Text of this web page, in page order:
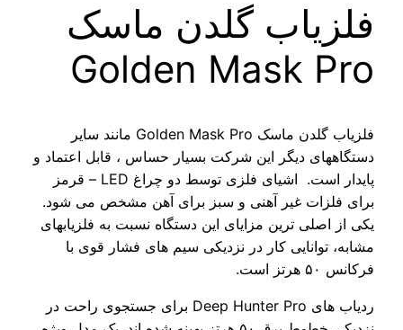
گلدن ماسک
Golden Mask
فلزیاب گلدن ماسک Golden Mask Pro مانند سایر
دیگر این شرکت بسیار حساس ، قابل اعتماد و
پایدار است. اشیای فلزی توسط دو چراغ LED – قرمز
فلزات غیر آهنی و سبز برای آهن مشخص می شود.
از اصلی ترین مزایای این دستگاه نسبت به فلزیابهای
توانایی کار در نزدیکی سیم های فشار قوی با
۵۰ هرتز است.
ردیاب های Deep Hunter Pro برای جستجوی راحت در